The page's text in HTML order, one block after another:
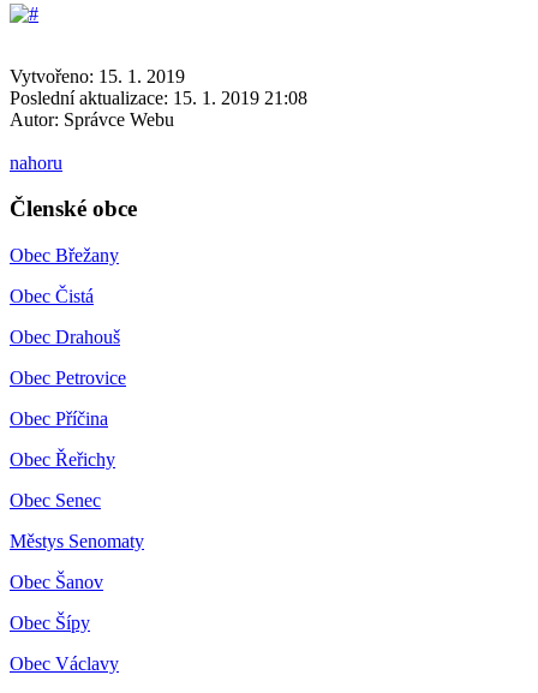
Vytvořeno: 15. 1. 2019
Poslední aktualizace: 15. 1. 2019 21:08
Autor: Správce Webu
nahoru
Členské obce
Obec Břežany
Obec Čistá
Obec Drahouš
Obec Petrovice
Obec Příčina
Obec Řeřichy
Obec Senec
Městys Senomaty
Obec Šanov
Obec Šípy
Obec Václavy